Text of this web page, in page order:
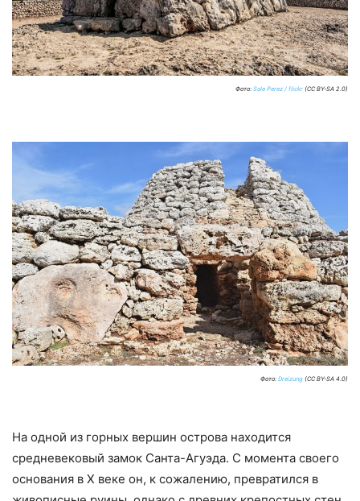
Фото: Sole Perez / flickr (CC BY-SA 2.0)
Фото: Dreizung (CC BY-SA 4.0)
На одной из горных вершин острова находится
средневековый замок Санта-Агуэда. С момента своего
основания в Х веке он, к сожалению, превратился в